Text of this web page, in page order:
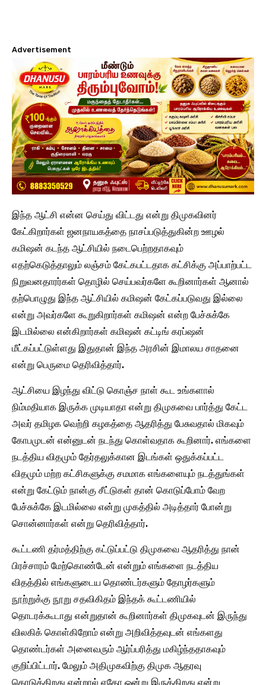
Advertisement
இந்த ஆட்சி என்ன செய்து விட்டது என்று திமுகவினர்
கேட்கிறார்கள் ஜனநாயகத்தை நாசப்படுத்துகின்ற ஊழல்
கமிஷன் கடந்த ஆட்சியில் நடைபெற்றதாகவும்
எதற்கெடுத்தாலும் லஞ்சம் கேட்கபட்டதாக கட்சிக்கு அப்பாற்பட்ட
நிறுவனதாரர்கள் தொழில் செய்பவர்களே கூறினார்கள் ஆனால்
தற்பொழுது இந்த ஆட்சியில் கமிஷன் கேட்கப்படுவது இல்லை
என்று அவர்களே கூறுகிறார்கள் கமிஷன் என்ற பேச்சுக்கே
இடமில்லை என்கிறார்கள் கமிஷன் கட்டிங் கரப்ஷன்
மீட்கப்பட்டுள்ளது இதுதான் இந்த அரசின் இமாலய சாதனை
என்று பெருமை தெரிவித்தார்.
ஆட்சியை இழந்து விட்டு கொஞ்ச நாள் கூட உங்களால்
நிம்மதியாக இருக்க முடியாதா என்று திமுகவை பார்த்து கேட்ட
அவர் தமிழக வெற்றி கழகத்தை ஆதரித்து பேசுவதால் மிகவும்
கோபமுடன் என்னுடன் நடந்து கொள்வதாக கூறினார். எங்களை
நடத்திய விதமும் தேர்தலுக்கான இடங்கள் ஒதுக்கப்பட்ட
விதமும் மற்ற கட்சிகளுக்கு சமமாக எங்களையும் நடத்துங்கள்
என்று கேட்டும் நான்கு சீட்டுகள் தான் கொடுப்போம் வேற
பேச்சுக்கே இடமில்லை என்று முகத்தில் அடித்தார் போன்று
சொன்னார்கள் என்று தெரிவித்தார்.
கூட்டணி தர்மத்திற்கு கட்டுப்பட்டு திமுகவை ஆதரித்து நான்
பிரச்சாரம் மேற்கொண்டேன் என்றும் எங்களை நடத்திய
விதத்தில் எங்களுடைய தொண்டர்களும் தோழர்களும்
நூற்றுக்கு நூறு சதவிகிதம் இந்தக் கூட்டணியில்
தொடரக்கூடாது என்றுதான் கூறினார்கள் திமுகவுடன் இருந்து
விலகிக் கொள்கிறோம் என்று அறிவித்தவுடன் எங்களது
தொண்டர்கள் அனைவரும் ஆர்ப்பரித்து மகிழ்ந்ததாகவும்
குறிப்பிட்டார். மேலும் அதிமுகவிற்கு திமுக ஆதரவு
கொடுக்கிறது என்றால் ஏதோ ஒன்று இருக்கிறது என்று